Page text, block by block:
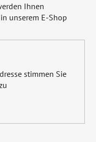
Ihnen
unserem E-Shop
stimmen Sie